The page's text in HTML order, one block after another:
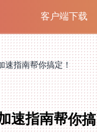
客户端下载
速指南帮你搞定！
速指南帮你搞